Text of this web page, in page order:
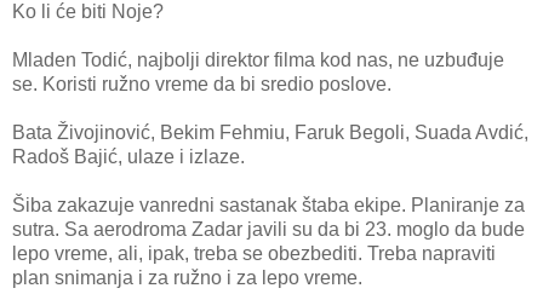
Ko li će biti Noje?
Mladen Todić, najbolji direktor filma kod nas, ne uzbuđuje
se. Koristi ružno vreme da bi sredio poslove.
Bata Živojinović, Bekim Fehmiu, Faruk Begoli, Suada Avdić,
Radoš Bajić, ulaze i izlaze.
Šiba zakazuje vanredni sastanak štaba ekipe. Planiranje za
sutra. Sa aerodroma Zadar javili su da bi 23. moglo da bude
lepo vreme, ali, ipak, treba se obezbediti. Treba napraviti
plan snimanja i za ružno i za lepo vreme.